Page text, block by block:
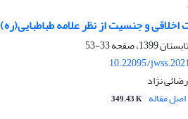
اخلاقی و جنسیت از نظر علامه طباطبایی(ره)
33-53
10.22095/
نژاد
اصل مقاله 349.43 K